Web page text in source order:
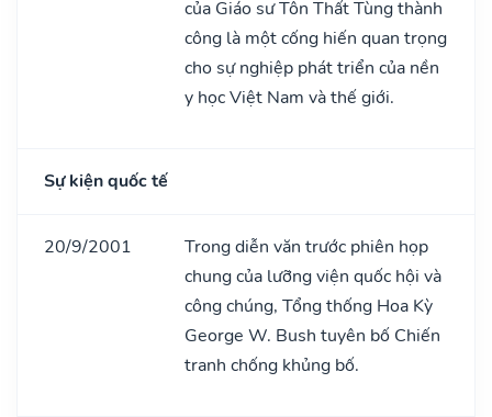
của Giáo sư Tôn Thất Tùng thành
công là một cống hiến quan trọng
cho sự nghiệp phát triển của nền
y học Việt Nam và thế giới.
Sự kiện quốc tế
20/9/2001
Trong diễn văn trước phiên họp
chung của lưỡng viện quốc hội và
công chúng, Tổng thống Hoa Kỳ
George W. Bush tuyên bố Chiến
tranh chống khủng bố.